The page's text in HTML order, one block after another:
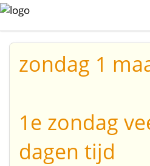
zondag 1
1e zondag
dagen tijd